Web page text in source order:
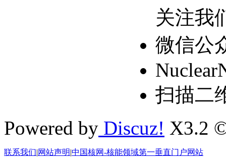
关注我
微信公
扫描二
Powered by Discuz! X3.2
联系我们|网站声明|中国核网-核能领域第一垂直门户网站